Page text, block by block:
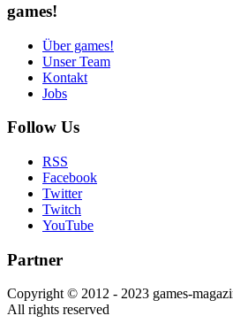
games!
Über games!
Unser Team
Kontakt
Jobs
Follow Us
RSS
Facebook
Twitter
Twitch
YouTube
Partner
Copyright © 2012 - 2023 games-
All rights reserved